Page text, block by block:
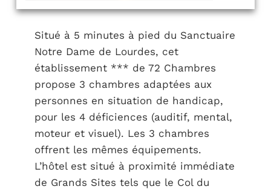
Situé à 5 minutes à pied du Sanctuaire
Notre Dame de Lourdes, cet
établissement *** de 72 Chambres
propose 3 chambres adaptées aux
personnes en situation de handicap,
pour les 4 déficiences (auditif, mental,
moteur et visuel). Les 3 chambres
offrent les mêmes équipements.
L’hôtel est situé à proximité immédiate
de Grands Sites tels que le Col du